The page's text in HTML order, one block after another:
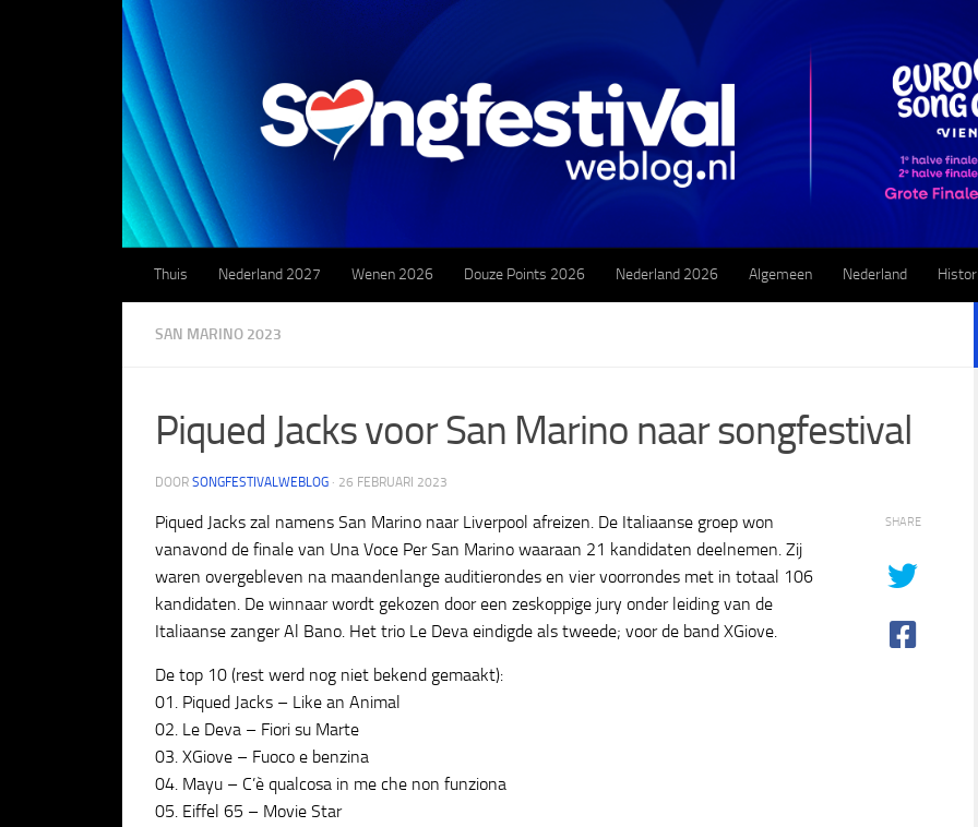
Doorgaan naar inhoud
Thuis Nederland 2027 Wenen 2026 Douze Points 2026 Nederland 2026 Algemeen Nederland
SAN MARINO 2023
Piqued Jacks voor San Marino naar songfestival
DOOR SONGFESTIVALWEBLOG · 26 FEBRUARI 2023
Piqued Jacks zal namens San Marino naar Liverpool afreizen. De Italiaanse groep won
vanavond de finale van Una Voce Per San Marino waaraan 21 kandidaten deelnemen. Zij
waren overgebleven na maandenlange auditierondes en vier voorrondes met in totaal 106
kandidaten. De winnaar wordt gekozen door een zeskoppige jury onder leiding van de
Italiaanse zanger Al Bano. Het trio Le Deva eindigde als tweede; voor de band XGiove.
De top 10 (rest werd nog niet bekend gemaakt):
01. Piqued Jacks – Like an Animal
02. Le Deva – Fiori su Marte
03. XGiove – Fuoco e benzina
04. Mayu – C’è qualcosa in me che non funziona
05. Eiffel 65 – Movie Star
SHARE